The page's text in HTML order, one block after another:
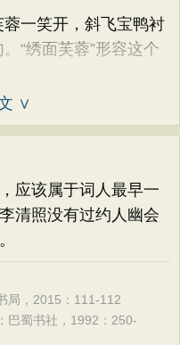
一笑开，斜飞宝鸭衬
“绣面芙蓉”形容这个
∨
该属于词人最早一
清照没有过约人幽会
局，2015：111-112
巴蜀书社，1992：250-